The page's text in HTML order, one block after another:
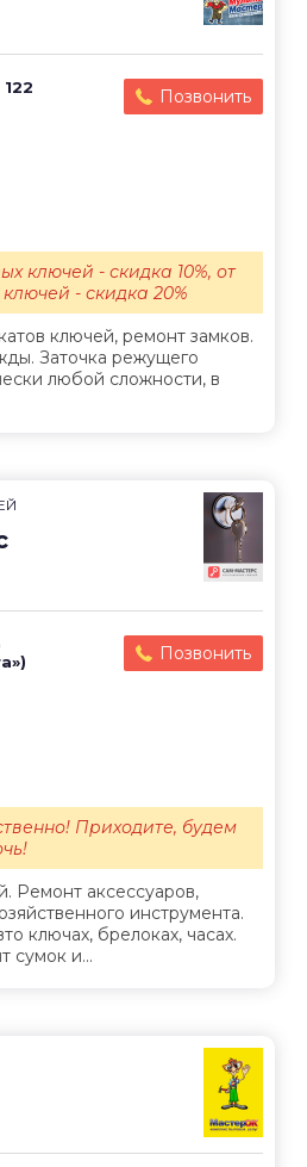
Позвонить
ключей, ремонт замков.
Заточка режущего
любой сложности, в
ключей - скидка 10%, от
- скидка 20%
Позвонить
Ремонт аксессуаров,
инструмента.
ключах, брелоках, часах.
сумок и...
Приходите, будем